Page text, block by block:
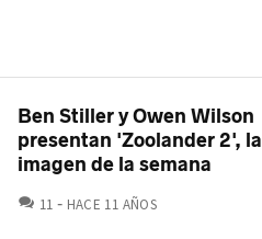
Ben Stiller y Owen Wilson
presentan 'Zoolander 2', la
imagen de la semana
11 COMENTARIOS
HACE 11 AÑOS